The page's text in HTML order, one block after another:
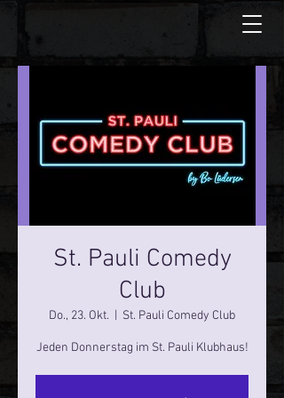
St. Pauli Comedy
Club
Do., 23. Okt. St. Pauli Comedy Club
Jeden Donnerstag im St. Pauli Klubhaus!